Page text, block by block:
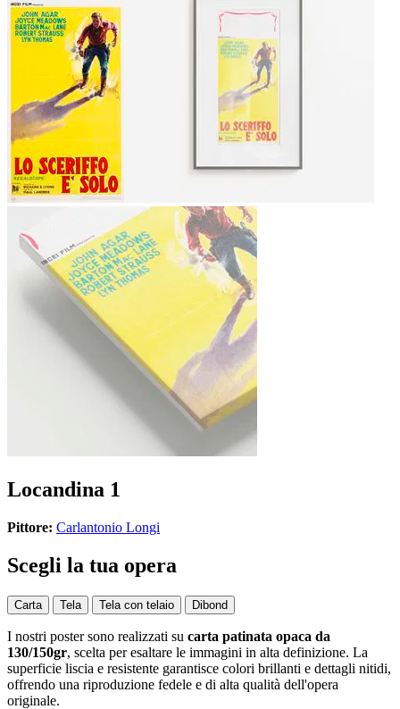
Locandina 1
Pittore: Carlantonio Longi
Scegli la tua opera
Carta Tela Tela con telaio Dibond
I nostri poster sono realizzati su carta patinata opaca da
130/150gr, scelta per esaltare le immagini in alta definizione. La
superficie liscia e resistente garantisce colori brillanti e dettagli nitidi,
offrendo una riproduzione fedele e di alta qualità dell'opera
originale.